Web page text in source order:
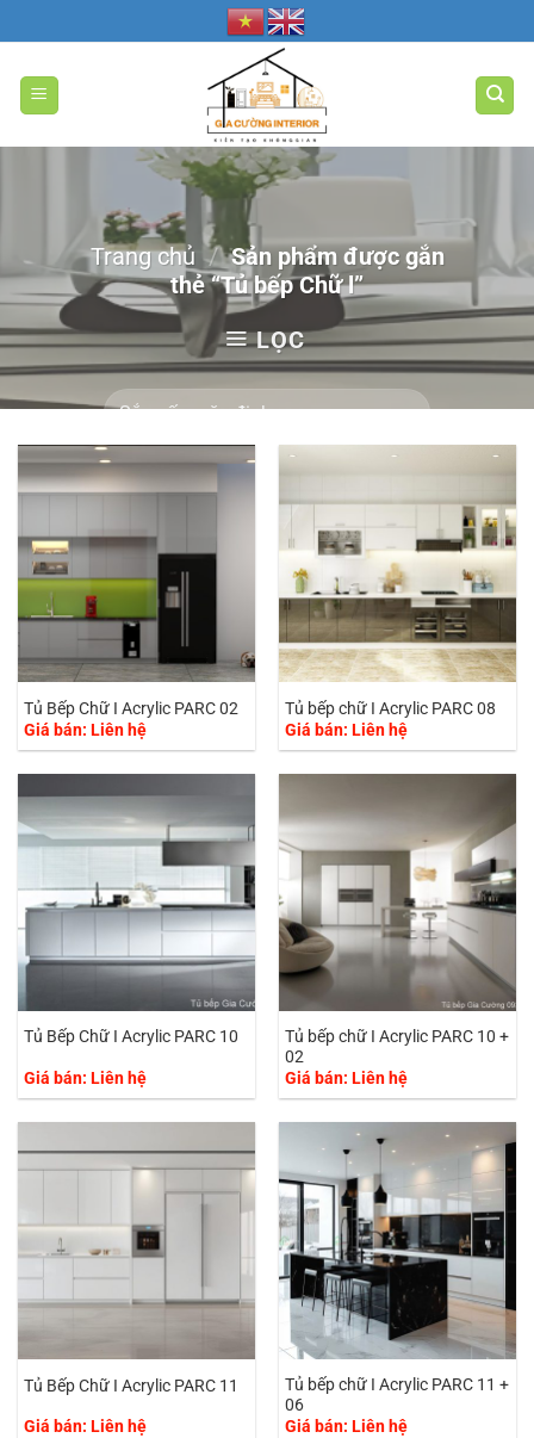
qua
nội
dung
Trang chủ / Sản phẩm được gắn
thẻ “Tủ bếp Chữ l”
LỌC
Tủ Bếp Chữ I Acrylic PARC 02
Giá bán: Liên hệ
Tủ bếp chữ I Acrylic PARC 08
Giá bán: Liên hệ
Tủ Bếp Chữ I Acrylic PARC 10
Giá bán: Liên hệ
Tủ bếp chữ I Acrylic PARC 10 +
02
Giá bán: Liên hệ
Tủ Bếp Chữ I Acrylic PARC 11
Giá bán: Liên hệ
Tủ bếp chữ I Acrylic PARC 11 +
06
Giá bán: Liên hệ